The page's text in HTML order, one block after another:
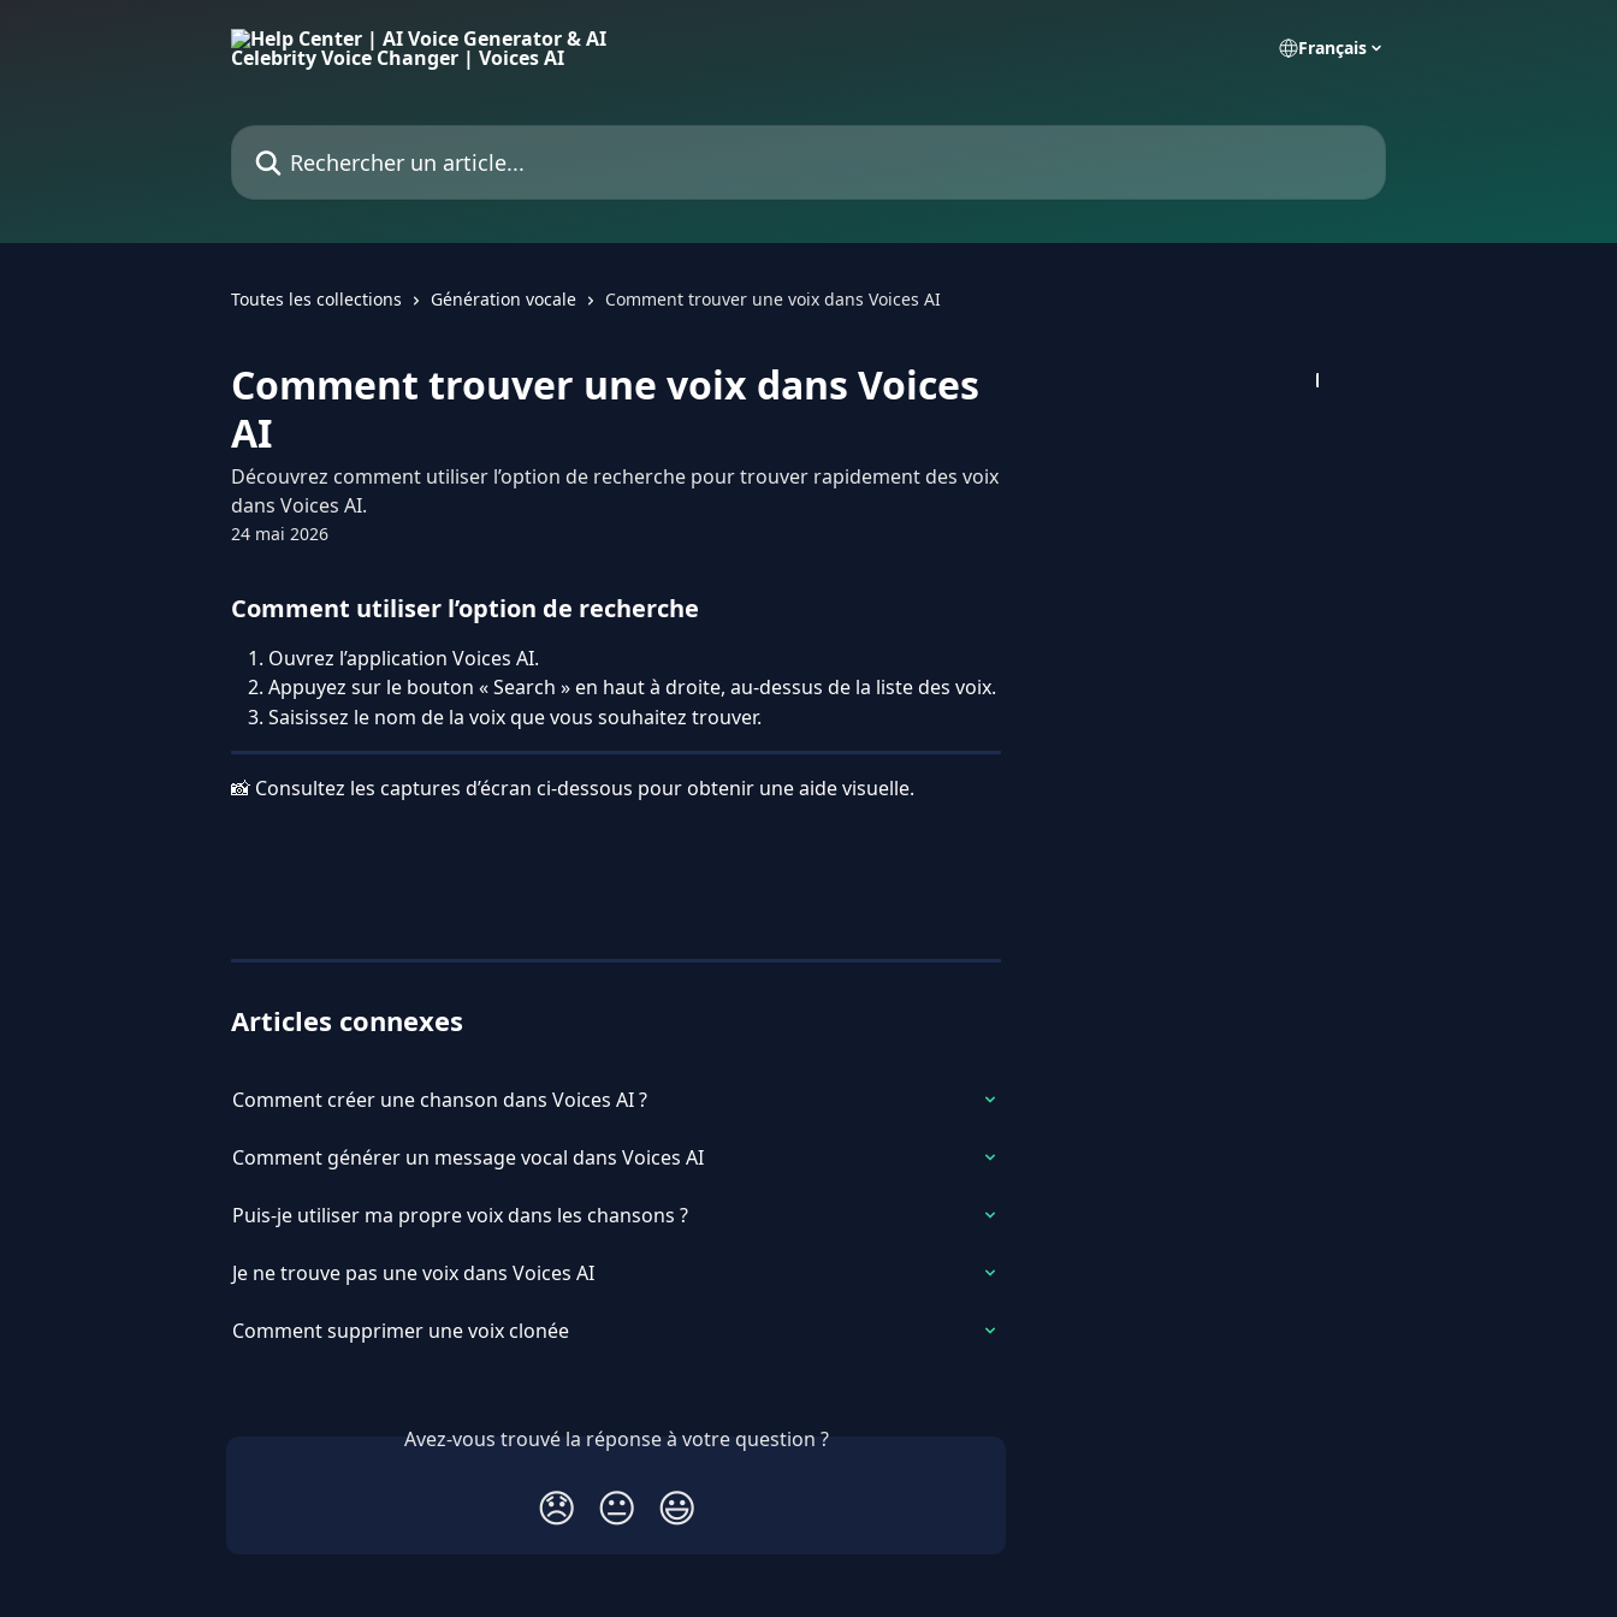
Français
Rechercher un article...
Toutes les collections Génération vocale Comment trouver une voix dans Voices AI
Comment trouver une voix dans Voices
AI
Découvrez comment utiliser l’option de recherche pour trouver rapidement des voix
dans Voices AI.
24 mai 2026
Comment utiliser l’option de recherche
Ouvrez l’application Voices AI.
Appuyez sur le bouton « Search » en haut à droite, au-dessus de la liste des voix.
Saisissez le nom de la voix que vous souhaitez trouver.
📸 Consultez les captures d’écran ci-dessous pour obtenir une aide visuelle.
Articles connexes
Comment créer une chanson dans Voices AI ?
Comment générer un message vocal dans Voices AI
Puis-je utiliser ma propre voix dans les chansons ?
Je ne trouve pas une voix dans Voices AI
Comment supprimer une voix clonée
Avez-vous trouvé la réponse à votre question ?
😞 😐 😃